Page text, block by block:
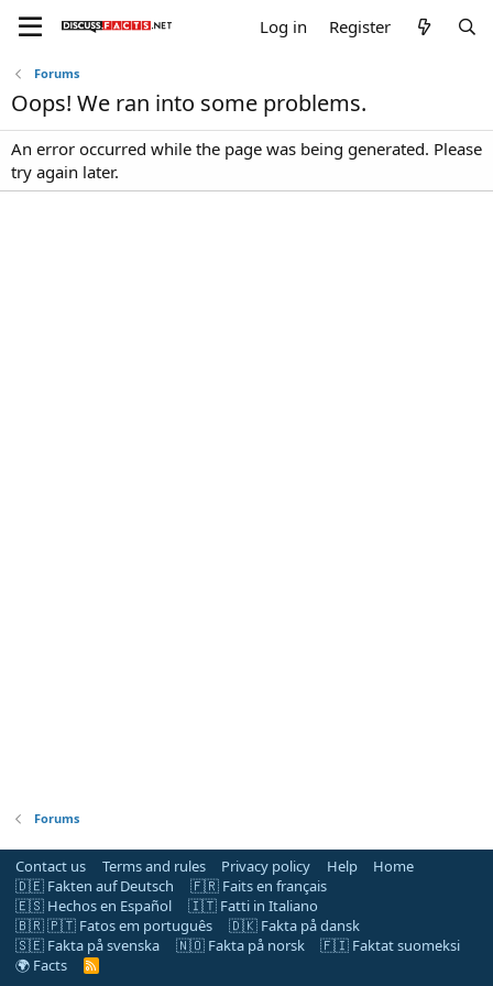
Log in Register
Forums
Oops! We ran into some problems.
An error occurred while the page was being generated. Please
try again later.
Forums
Contact us Terms and rules Privacy policy Help
Home
🇩🇪 Fakten auf Deutsch
🇫🇷 Faits en français
🇪🇸 Hechos en Español
🇮🇹 Fatti in Italiano
🇧🇷 🇵🇹 Fatos em português
🇩🇰 Fakta på dansk
🇸🇪 Fakta på svenska
🇳🇴 Fakta på norsk
🇫🇮 Faktat suomeksi
🌍 Facts
R